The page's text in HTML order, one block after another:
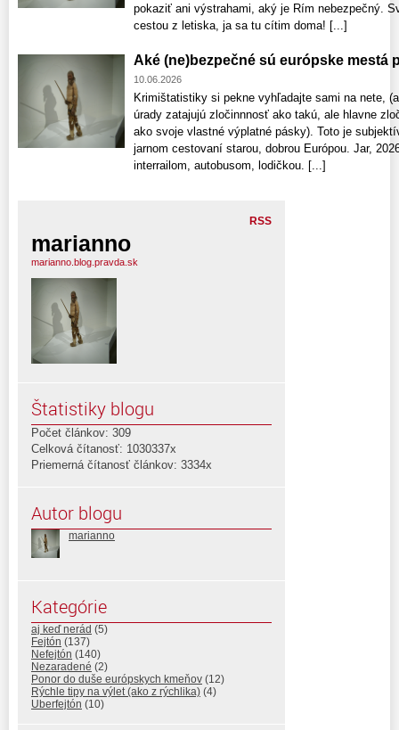
pokaziť ani výstrahami, aký je Rím nebezpečný.
cestou z letiska, ja sa tu cítim doma! [...]
Aké (ne)bezpečné sú európske mestá
10.06.2026
Krimištatistiky si pekne vyhľadajte sami na nete,
úrady zatajujú zločinnnosť ako takú, ale hlavne
ako svoje vlastné výplatné pásky). Toto je
jarnom cestovaní starou, dobrou Európou. Jar,
interrailom, autobusom, lodičkou. [...]
RSS
marianno
marianno.blog.pravda.sk
Štatistiky blogu
Počet článkov: 309
Celková čítanosť: 1030337x
Priemerná čítanosť článkov: 3334x
Autor blogu
marianno
Kategórie
aj keď nerád (5)
Fejtón (137)
Nefejtón (140)
Nezaradené (2)
Ponor do duše európskych kmeňov (12)
Rýchle tipy na výlet (ako z rýchlika) (4)
Uberfejtón (10)